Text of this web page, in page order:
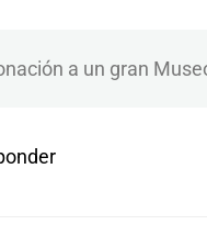
a un gran